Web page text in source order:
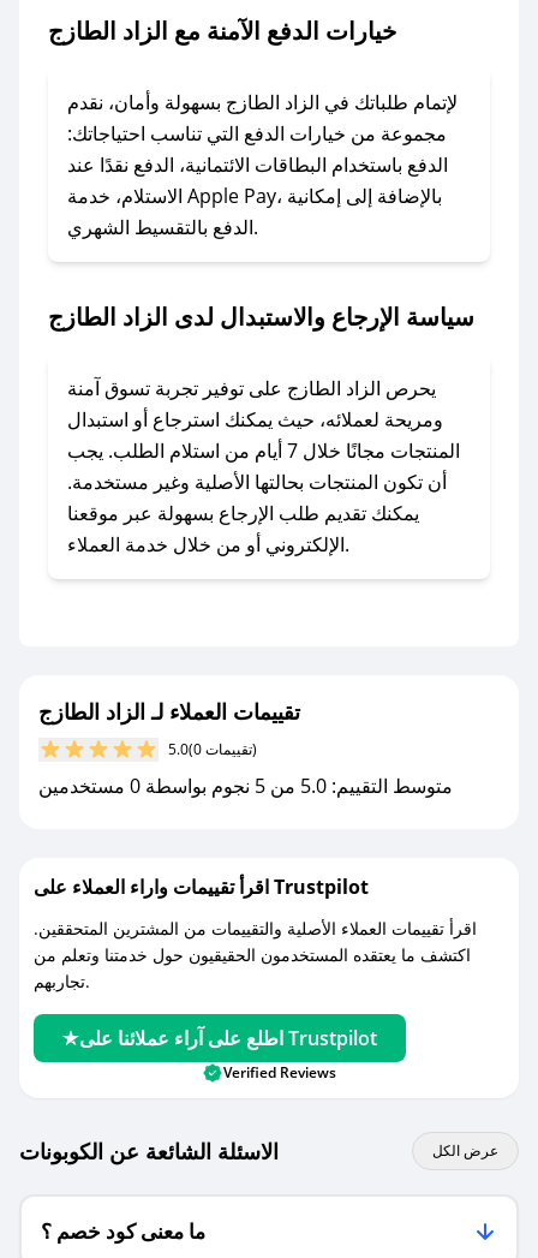
لا تقلق! يمكنك التواصل مع فريق دعم صحصح عبر
الرسائل الخاصة على تويتر أو البريد الإلكتروني،
وسنقوم بحل المشكلة في أسرع وقت ممكن.
### ماذا أفعل إذا لم أجد كود خصم لمتجري
المفضل؟
مراسلتنا مباشرة وسنعمل على توفير الكوبونات في
### كيف تحصل على كوبونات خصم حصرية من
الزاد الطازج؟
للحصول على كوبونات وخصومات حصرية، قم بما
يلي:
- اضغط على أيقونة متابعة لمتجر الزاد الطازج في
جديد.
مع صحصح، تسوق بذكاء ووفّر على كل مشترياتك مع
كوبونات خصم حصرية من الزاد الطازج!
خيارات الدفع الآمنة مع الزاد الطازج
لإتمام طلباتك في الزاد الطازج بسهولة وأمان، نقدم
مجموعة من خيارات الدفع التي تناسب احتياجاتك:
الدفع باستخدام البطاقات الائتمانية، الدفع نقدًا عند
الاستلام، خدمة Apple Pay، بالإضافة إلى إمكانية
الدفع بالتقسيط الشهري.
سياسة الإرجاع والاستبدال لدى الزاد الطازج
يحرص الزاد الطازج على توفير تجربة تسوق آمنة
ومريحة لعملائه، حيث يمكنك استرجاع أو استبدال
المنتجات مجانًا خلال 7 أيام من استلام الطلب. يجب
أن تكون المنتجات بحالتها الأصلية وغير مستخدمة.
يمكنك تقديم طلب الإرجاع بسهولة عبر موقعنا
الإلكتروني أو من خلال خدمة العملاء.
تقييمات العملاء لـ الزاد الطازج
5.0 (0 تقييمات)
متوسط التقييم: 5.0 من 5 نجوم بواسطة 0 مستخدمين
اقرأ تقييمات واراء العملاء على Trustpilot
اقرأ تقييمات العملاء الأصلية والتقييمات من المشترين المتحققين.
اكتشف ما يعتقده المستخدمون الحقيقيون حول خدمتنا وتعلم من
تجاربهم.
اطلع على آراء عملائنا على Trustpilot
Verified Reviews
الاسئلة الشائعة عن الكوبونات عرض الكل
ما معنى كود خصم ؟